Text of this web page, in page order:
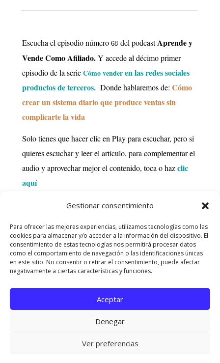
Gestionar consentimiento
Para ofrecer las mejores experiencias, utilizamos tecnologías como las
cookies para almacenar y/o acceder a la información del dispositivo. El
consentimiento de estas tecnologías nos permitirá procesar datos
como el comportamiento de navegación o las identificaciones únicas
en este sitio. No consentir o retirar el consentimiento, puede afectar
negativamente a ciertas características y funciones.
Aceptar
Denegar
Ver preferencias
Escucha el episodio número68del podcastAprende y
Vende Como Afiliado.Y accede al décimo primer
episodio de la serie Cómo venderen las redes sociales
productos de terceros. Dondehablaremos de: Cómo
crear un sistema diario que produce ventas sin
complicarte la vida
Solo tienes que hacer clic en Play para escuchar, pero si
quieres escuchar y leer el artículo, para complementar el
audio y aprovechar mejor el contenido, toca o haz clic
aquí